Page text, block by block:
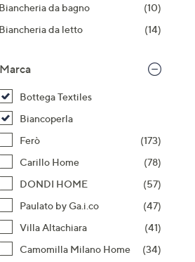
Biancheria da bagno
(10)
Biancheria da letto
(14)
Marca
Bottega Textiles
Biancoperla
Ferò
(173)
Carillo Home
(78)
DONDI HOME
(57)
Paulato by Ga.i.co
(47)
Villa Altachiara
(41)
Camomilla Milano Home
(34)